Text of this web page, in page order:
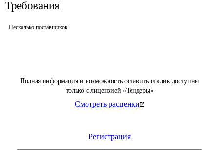
Полная информация и возможность оставить отклик доступны
только с лицензией «Тендеры»
Смотреть расценки
Регистрация
Требования
Несколько поставщиков